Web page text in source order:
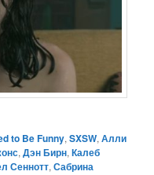
to Be Funny,SXSW,Алли
,Дэн Бирн,Калеб
Сеннотт,Сабрина